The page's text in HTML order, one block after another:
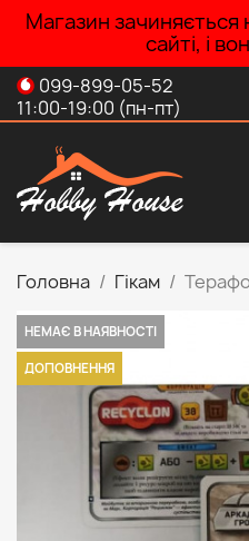
Магазин зачиняється
сайті, і
099-899-05-52
11:00-19:00 (пн-пт)
Головна Гікам
НЕМАЄ В НАЯВНОСТІ
ДОПОВНЕННЯ